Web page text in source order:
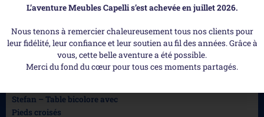
Stefan – Table bicolore avec
Pieds croisés
L’aventure Meubles Capelli s’est achevée en juillet 2026.
Nous tenons à remercier chaleureusement tous nos clients pour
leur fidélité, leur confiance et leur soutien au fil des années. Grâce à
vous, cette belle aventure a été possible.
Merci du fond du cœur pour tous ces moments partagés.